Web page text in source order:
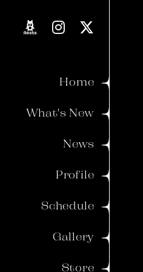
Home
What's New
News
Profile
Schedule
Gallery
Store